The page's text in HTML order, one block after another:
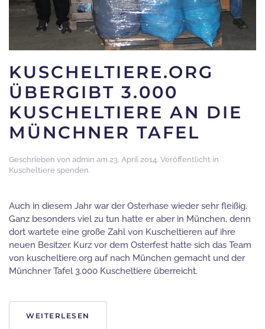
KUSCHELTIERE.ORG
ÜBERGIBT 3.000
KUSCHELTIERE AN DIE
MÜNCHNER TAFEL
Geschrieben von admin am 23. April 2014. Veröffentlicht in
Kuscheltiere spenden.
Auch in diesem Jahr war der Osterhase wieder sehr fleißig.
Ganz besonders viel zu tun hatte er aber in München, denn
dort wartete eine große Zahl von Kuscheltieren auf ihre
neuen Besitzer. Kurz vor dem Osterfest hatte sich das Team
von kuscheltiere.org auf nach München gemacht und der
Münchner Tafel 3.000 Kuscheltiere überreicht.
WEITERLESEN